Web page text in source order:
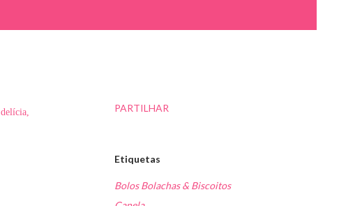
PARTILHAR
Etiquetas
Bolos Bolachas & Biscoitos